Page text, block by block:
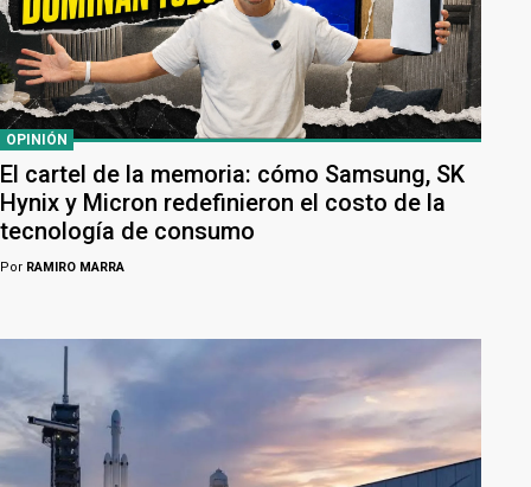
OPINIÓN
El cartel de la memoria: cómo Samsung, SK
Hynix y Micron redefinieron el costo de la
tecnología de consumo
Por RAMIRO MARRA